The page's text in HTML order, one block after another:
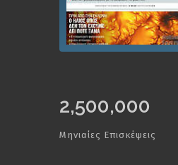
2,500,000
Μηνιαίες Επισκέψεις